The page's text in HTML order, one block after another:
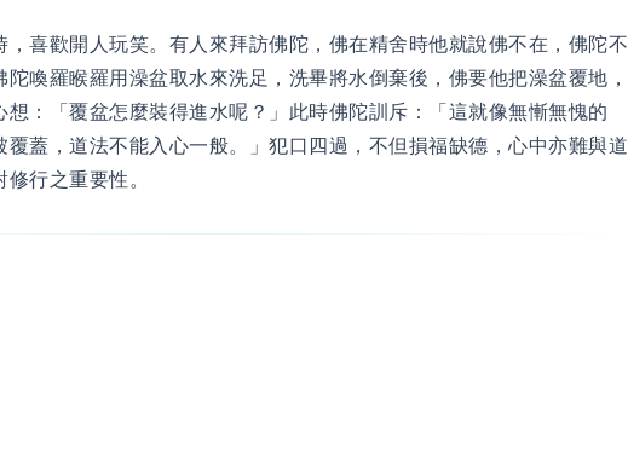
，喜歡開人玩笑。有人來拜訪佛陀，佛在精舍時他就說佛不在，佛陀不
喚羅睺羅用澡盆取水來洗足，洗畢將水倒棄後，佛要他把澡盆覆地，
想：「覆盆怎麼裝得進水呢？」此時佛陀訓斥：「這就像無慚無愧的
覆蓋，道法不能入心一般。」犯口四過，不但損福缺德，心中亦難與道
行之重要性。